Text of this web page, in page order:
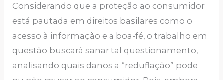
Considerando que a proteção ao consumidor
está pautada em direitos basilares como o
acesso à informação e a boa-fé, o trabalho em
questão buscará sanar tal questionamento,
analisando quais danos a “reduflação” pode